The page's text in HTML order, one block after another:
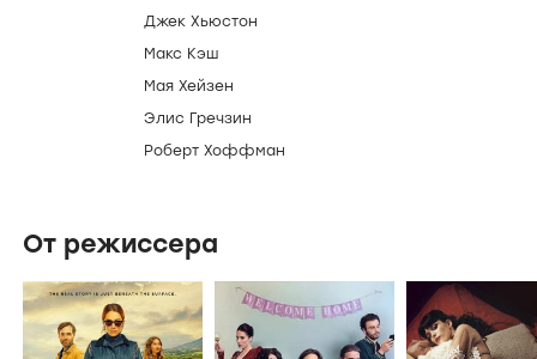
Джек Хьюстон
Макс Кэш
Мая Хейзен
Элис Гречзин
Роберт Хоффман
От режиссера